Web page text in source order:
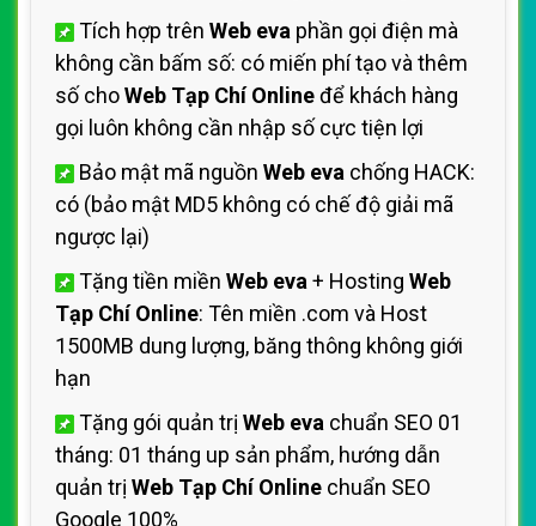
Tích hợp trên Web eva phần gọi điện mà
không cần bấm số: có miến phí tạo và thêm
số choWeb Tạp Chí Onlineđể khách hàng
gọi luôn không cần nhập số cực tiện lợi
Bảo mật mã nguồn Web eva chống HACK:
có (bảo mật MD5 không có chế độ giải mã
ngược lại)
Tặng tiền miền Web eva + Hosting Web
Tạp Chí Online: Tên miền .com và Host
1500MB dung lượng, băng thông không giới
hạn
Tặng gói quản trị Web eva chuẩn SEO 01
tháng: 01 tháng up sản phẩm, hướng dẫn
quản trị Web Tạp Chí Online chuẩn SEO
Google 100%